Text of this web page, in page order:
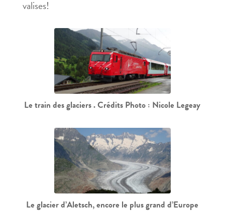
valises!
Le train des glaciers . Crédits Photo : Nicole Legeay
Le glacier d’Aletsch, encore le plus grand d’Europe